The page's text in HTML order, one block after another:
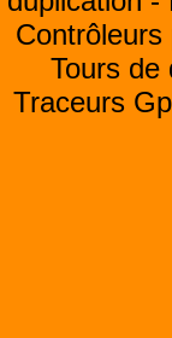
Contrôleurs
Tours de
Traceurs